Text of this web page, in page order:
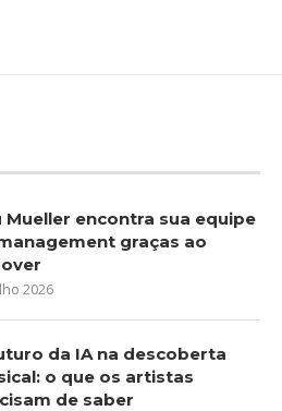
Mueller encontra sua equipe
graças ao
2026
da IA na descoberta
o que os artistas
de saber